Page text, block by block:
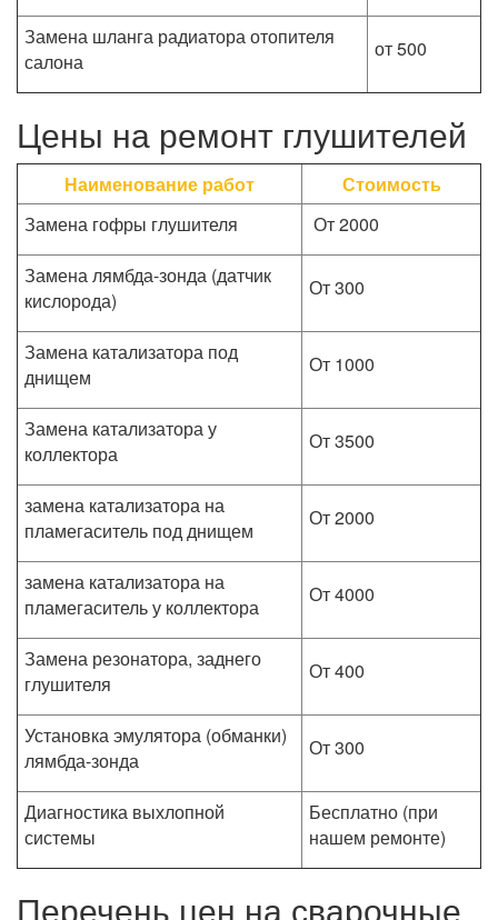
Замена шланга радиатора отопителя
салона
от 500
Цены на ремонт глушителей
Наименование работ
Стоимость
Замена гофры глушителя
От 2000
Замена лямбда-зонда (датчик
кислорода)
От 300
Замена катализатора под
днищем
От 1000
Замена катализатора у
коллектора
От 3500
замена катализатора на
пламегаситель под днищем
От 2000
замена катализатора на
пламегаситель у коллектора
От 4000
Замена резонатора, заднего
глушителя
От 400
Установка эмулятора (обманки)
лямбда-зонда
От 300
Диагностика выхлопной
системы
Бесплатно (при
нашем ремонте)
Перечень цен на сварочные